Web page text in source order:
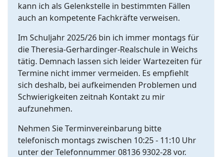
kann ich als Gelenkstelle in bestimmten Fällen
auch an kompetente Fachkräfte verweisen.
Im Schuljahr 2025/26 bin ich immer montags für
die Theresia-Gerhardinger-Realschule in Weichs
tätig. Demnach lassen sich leider Wartezeiten für
Termine nicht immer vermeiden. Es empfiehlt
sich deshalb, bei aufkeimenden Problemen und
Schwierigkeiten zeitnah Kontakt zu mir
aufzunehmen.
Nehmen Sie Terminvereinbarung bitte
telefonisch montags zwischen 10:25 - 11:10 Uhr
unter der Telefonnummer 08136 9302-28 vor.